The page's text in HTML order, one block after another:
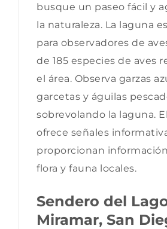
busque un paseo fácil y
la naturaleza. La laguna
para observadores de
de 185 especies de aves
el área. Observa garzas
garcetas y águilas
sobrevolando la laguna.
ofrece señales
proporcionan
flora y fauna locales.
Sendero del
Miramar, San